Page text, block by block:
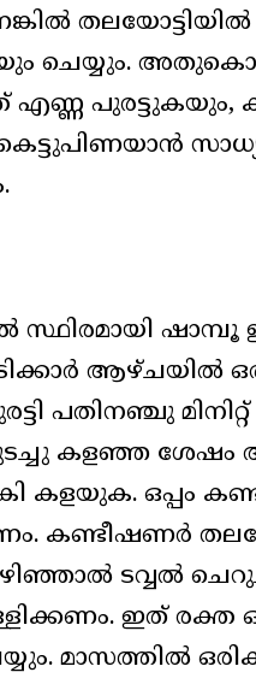
ചെയ്യും.
എണ്ണ
സ്ഥിരമായി ഷാമ്പൂ
ആഴ്ചയില്‍
പതിനഞ്ചു
കളഞ്ഞ ശേഷം
കളയുക. ഒപ്പം
ടവ്വല്‍
ഇത് രക്ത
മാസത്തില്‍